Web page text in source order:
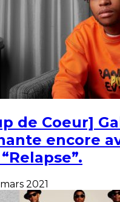
de Coeur]
encore
2021